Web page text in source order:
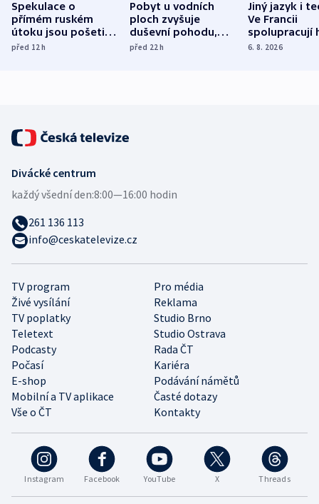
Spekulace o
přímém ruském
útoku jsou pošetilé,
míní estonský
před 12h
Pobyt u vodních
ploch zvyšuje
duševní pohodu,
ukázala
před 22h
Jiný jazyk i
Ve Francii
spolupracují
různých zemí
6. 8. 2026
Instagram Facebook YouTube X Threads
TV program
Pro média
Živé vysílání
Reklama
TV poplatky
Studio Brno
Teletext
Studio Ostrava
Podcasty
Rada ČT
Počasí
Kariéra
E-shop
Podávání námětů
Mobilní a TV aplikace
Časté dotazy
Vše o ČT
Kontakty
Divácké centrum
každý všední den:8:00—16:00 hodin
261 136 113
info@ceskatelevize.cz